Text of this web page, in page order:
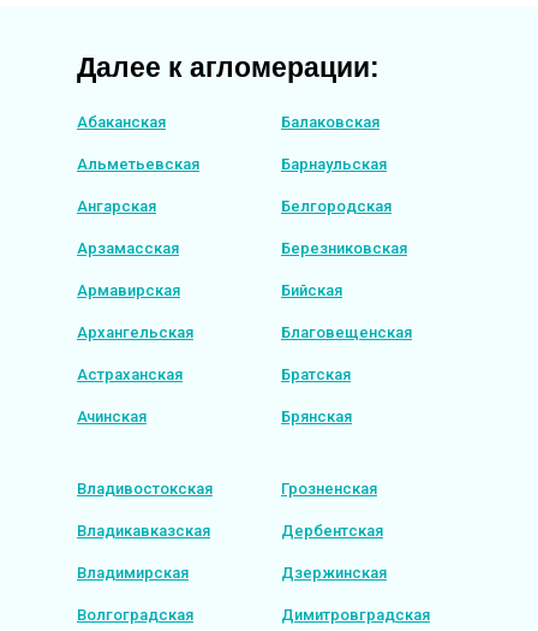
Альметьевская
Ангарская
Арзамасская
Армавирская
Архангельская
Абаканская
Ачинская
Балаковская
Барнаульская
Белгородская
Березниковская
Астраханская
Бийская
Благовещенская
Братская
Брянская
Владивостокская
Владикавказская
Владимирская
Волгоградская
Грозненская
Дербентская
Дзержинская
Димитровградская
Далее к агломерации: